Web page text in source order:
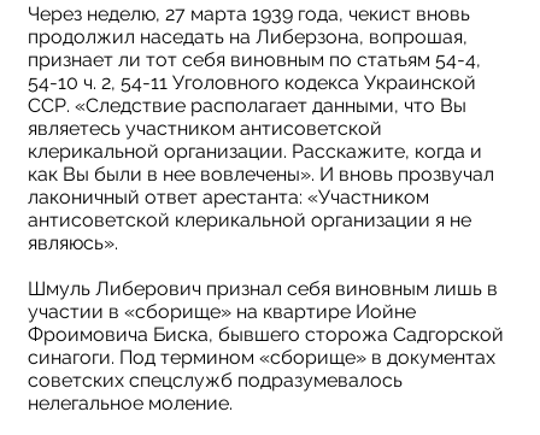
Через неделю, 27 марта 1939 года, чекист вновь
продолжил наседать на Либерзона, вопрошая,
признает ли тот себя виновным по статьям 54-4,
54-10 ч. 2, 54-11 Уголовного кодекса Украинской
ССР. «Следствие располагает данными, что Вы
являетесь участником антисоветской
клерикальной организации. Расскажите, когда и
как Вы были в нее вовлечены». И вновь прозвучал
лаконичный ответ арестанта: «Участником
антисоветской клерикальной организации я не
являюсь».
Шмуль Либерович признал себя виновным лишь в
участии в «сборище» на квартире Иойне
Фроимовича Биска, бывшего сторожа Садгорской
синагоги. Под термином «сборище» в документах
советских спецслужб подразумевалось
нелегальное моление.